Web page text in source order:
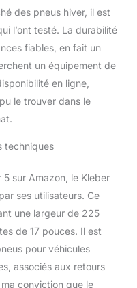
des pneus hiver, il est
l’ont testé. La durabilité
fiables, en fait un
un équipement de
en ligne,
le trouver dans le
techniques
sur Amazon, le Kleber
ses utilisateurs. Ce
une largeur de 225
de 17 pouces. Il est
pour véhicules
associés aux retours
conviction que le